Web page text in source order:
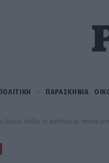
ΠΑΡΑΣΚΗΝΙΑ
δίνουν ελπίδα σε ασθενείς με σπάνια